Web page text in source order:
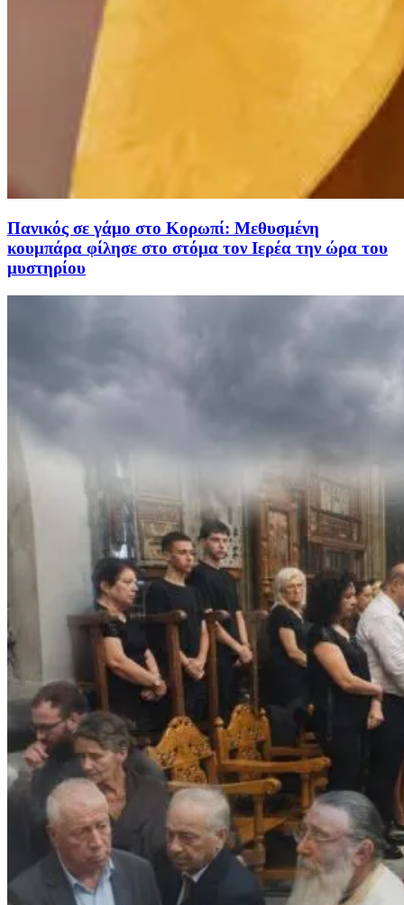
Πανικός σε γάμο στο Κορωπί: Μεθυσμένη
κουμπάρα φίλησε στο στόμα τον Ιερέα την ώρα του
μυστηρίου